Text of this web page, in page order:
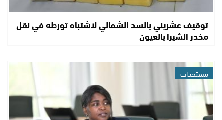
توقيف عشريني بالسد الشمالي لاشتباه تورطه في نقل
مخدر الشيرا بالعيون
مستجدات